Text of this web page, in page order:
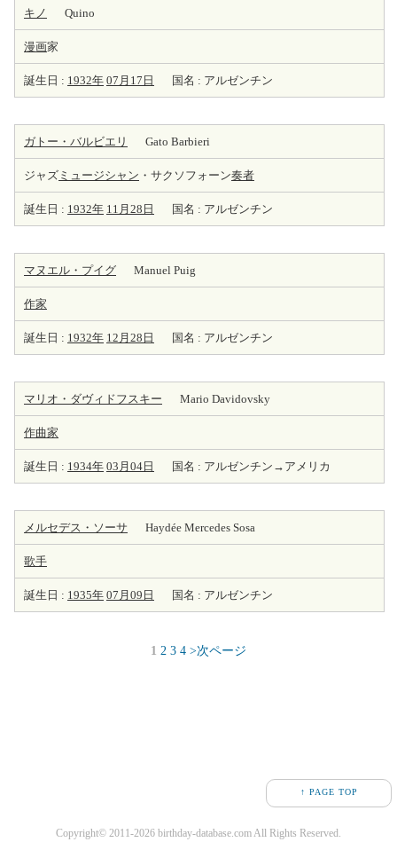
キノ Quino
漫画家
誕生日 : 1932年 07月17日 国名 : アルゼンチン
ガトー・バルビエリ Gato Barbieri
ジャズ ミュージシャン ・サクソフォーン奏者
誕生日 : 1932年 11月28日 国名 : アルゼンチン
マヌエル・プイグ Manuel Puig
作家
誕生日 : 1932年 12月28日 国名 : アルゼンチン
マリオ・ダヴィドフスキー Mario Davidovsky
作曲家
誕生日 : 1934年 03月04日 国名 : アルゼンチン→アメリカ
メルセデス・ソーサ Haydée Mercedes Sosa
歌手
誕生日 : 1935年 07月09日 国名 : アルゼンチン
1 2 3 4 >次ページ
↑ PAGE TOP
Copyright© 2011-2026 birthday-database.com All Rights Reserved.